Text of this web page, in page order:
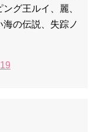
グ王ルイ、麗、
の伝説、失踪ノ